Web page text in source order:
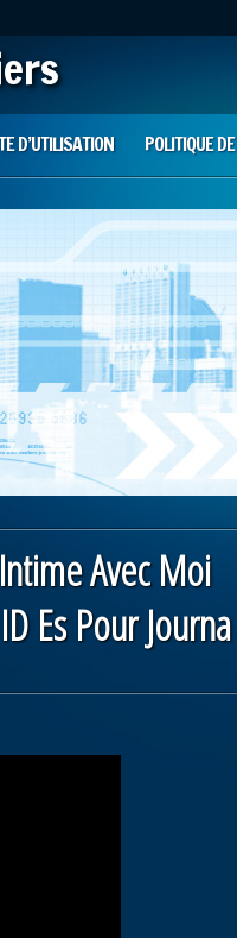
D’UTILISATION POLITIQUE
Avec
Es Pour Journa